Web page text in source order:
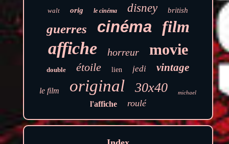
walt orig le cinéma disney british
guerres cinéma film
affiche horreur movie
double étoile lien jedi vintage
le film original 30x40 michael
l'affiche roulé